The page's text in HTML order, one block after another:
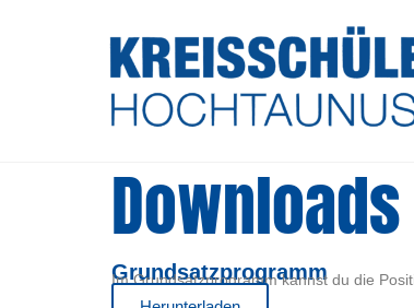
Downloads
Grundsatzprogramm
Im Grundsatzprogramm kannst du die